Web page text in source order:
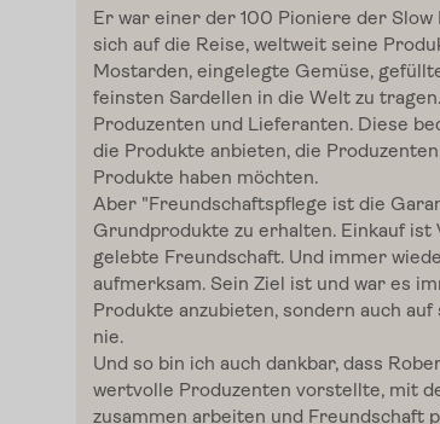
Home
Zum Shop
Edelgreissler
Er war einer der 100 Pioniere der Slow
sich auf die Reise, weltweit seine
Mostarden, eingelegte Gemüse,
feinsten Sardellen in die Welt zu
Produzenten und Lieferanten. Diese
die Produkte anbieten, die
Produkte haben möchten.
Aber "Freundschaftspflege ist die
Grundprodukte zu erhalten. Einkauf ist
gelebte Freundschaft. Und immer
aufmerksam. Sein Ziel ist und war es
Produkte anzubieten, sondern auch
nie.
Und so bin ich auch dankbar, dass
wertvolle Produzenten vorstellte, mit
zusammen arbeiten und Freundschaft